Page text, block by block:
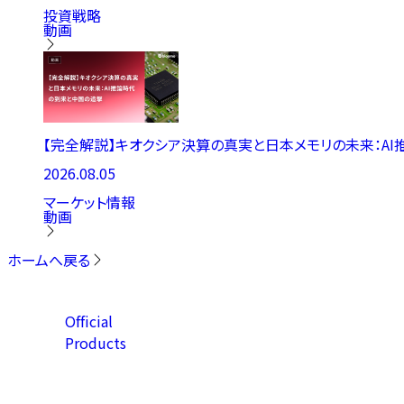
投資戦略
動画
【完全解説】キオクシア決算の真実と日本メモリの未来：
2026.08.05
マーケット情報
動画
ホームへ戻る
Official
Products